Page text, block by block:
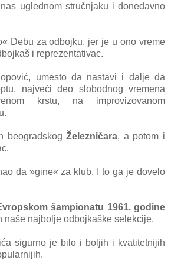
uglednom stručnjaku i donedavno
Debu za odbojku, jer je u ono vreme
i reprezentativac.
umesto da nastavi i dalje da
najveći deo slobođnog vremena
krstu, na improvizovanom
beogradskogŽelezničara, a potom i
da »gine« za klub. I to ga je dovelo
šampionatu 1961. godine
naše najbolje odbojkaške selekcije.
sigurno je bilo i boljih i kvatitetnijih